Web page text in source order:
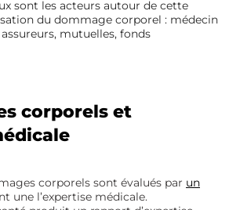
sont les acteurs autour de cette
du dommage corporel : médecin
mutuelles, fonds
corporels et
corporels sont évalués par un
une l’expertise médicale.